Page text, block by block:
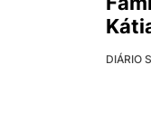
DIÁRIO